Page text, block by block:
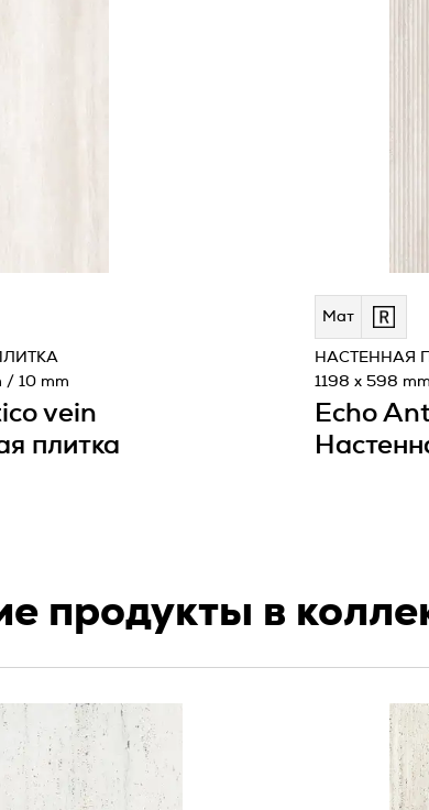
vein
плитка
/ 10 mm
Мат
Echo
НАСТЕННАЯ
1198 x 598
продукты в